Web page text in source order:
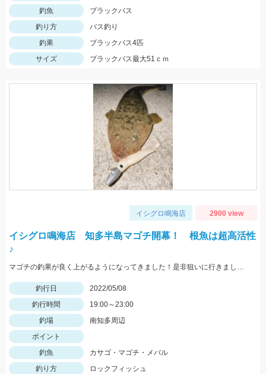
釣魚
ブラックバス
釣り方
バス釣り
釣果
ブラックバス4匹
サイズ
ブラックバス最大51ｃｍ
イシグロ鳴海店 2900 view
イシグロ鳴海店 知多半島マゴチ開幕！ 根魚は超高活性
♪
マゴチの釣果が良く上がるようになってきました！是非狙いに行きましょう♪
釣行日
2022/05/08
釣行時間
19:00～23:00
釣場
南知多周辺
ポイント
釣魚
カサゴ・マゴチ・メバル
釣り方
ロックフィッシュ